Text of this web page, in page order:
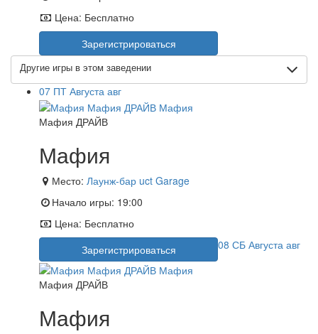
Цена: Бесплатно
Зарегистрироваться
Другие игры в этом заведении
07 ПТ Августа авг
Мафия ДРАЙВ
Мафия
Место: Лаунж-бар uct Garage
Начало игры: 19:00
Цена: Бесплатно
Зарегистрироваться
08 СБ Августа авг
Мафия ДРАЙВ
Мафия